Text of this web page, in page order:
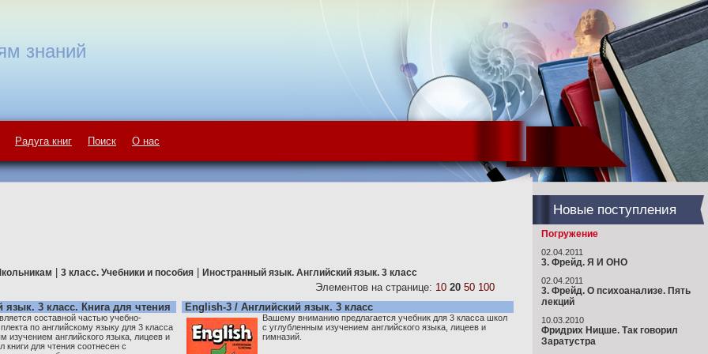
Радуга книг Поиск О нас
знаний
3 класс. Учебники и пособия Иностранный язык. Английский язык. 3 класс
Элементов на странице: 10 20 50 100
3 класс. Книга для чтения
составной частью учебно-
по английскому языку для 3 класса
изучением английского языка, лицеев и
книги для чтения соотнесен с
English-3 / Английский язык. 3 класс
Вашему вниманию предлагается учебник для 3 класса школ
с углубленным изучением английского языка, лицеев и
гимназий.
Новые поступления
Погружение
02.04.2011
3. Фрейд. Я И ОНО
02.04.2011
3. Фрейд. О психоанализе. Пять
лекций
10.03.2010
Фридрих Ницше. Так говорил
Заратустра